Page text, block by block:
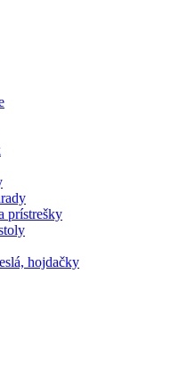
prístrešky
hojdačky